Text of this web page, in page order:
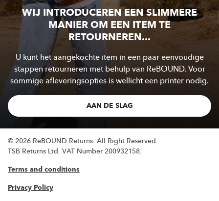
WIJ INTRODUCEREN EEN SLIMMERE
MANIER OM EEN ITEM TE
RETOURNEREN...
U kunt het aangekochte item in een paar eenvoudige
stappen retourneren met behulp van ReBOUND. Voor
sommige afleveringsopties is wellicht een printer nodig.
AAN DE SLAG
© 2026 ReBOUND Returns. All Right Reserved.
TSB Returns Ltd. VAT Number 200932158.
Terms and conditions
Privacy Policy